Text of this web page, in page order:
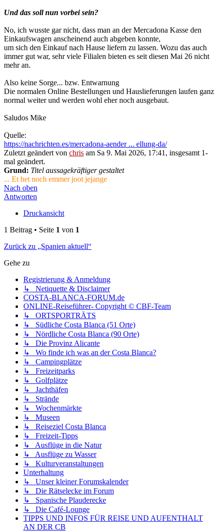
Und das soll nun vorbei sein?
No, ich wusste gar nicht, dass man an der Mercadona Kasse den
Einkaufswagen anscheinend auch abgeben konnte,
um sich den Einkauf nach Hause liefern zu lassen. Wozu das auch
immer gut war, sehr viele Filialen bieten es seit diesen Mai 26 nicht
mehr an.
Also keine Sorge... bzw. Entwarnung
Die normalen Online Bestellungen und Hauslieferungen laufen ganz
normal weiter und werden wohl eher noch ausgebaut.
Saludos Mike
Quelle:
https://nachrichten.es/mercadona-aender ... ellung-da/
Zuletzt geändert von chris am Sa 9. Mai 2026, 17:41, insgesamt 1-
mal geändert.
Grund: Titel aussagekräftiger gestaltet
... Et het noch emmer joot jejange
Nach oben
Antworten
Druckansicht
1 Beitrag • Seite 1 von 1
Zurück zu „Spanien aktuell“
Gehe zu
Registrierung & Anmeldung
↳ Netiquette & Disclaimer
COSTA-BLANCA-FORUM.de
ONLINE-Reiseführer- Copyright © CBF-Team
↳ ORTSPORTRÄTS
↳ Südliche Costa Blanca (51 Orte)
↳ Nördliche Costa Blanca (90 Orte)
↳ Die Provinz Alicante
↳ Wo finde ich was an der Costa Blanca?
↳ Campingplätze
↳ Freizeitparks
↳ Golfplätze
↳ Jachthäfen
↳ Strände
↳ Wochenmärkte
↳ Museen
↳ Reiseziel Costa Blanca
↳ Freizeit-Tipps
↳ Ausflüge in die Natur
↳ Ausflüge zu Wasser
↳ Kulturveranstaltungen
Unterhaltung
↳ Unser kleiner Forumskalender
↳ Die Rätselecke im Forum
↳ Spanische Plauderecke
↳ Die Café-Lounge
TIPPS UND INFOS FÜR REISE UND AUFENTHALT
AN DER CB